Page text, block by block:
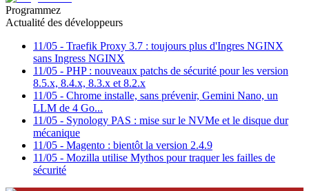
Programmez
Actualité des développeurs
11/05 - Traefik Proxy 3.7 : toujours plus d'Ingres NGINX
sans Ingress NGINX
11/05 - PHP : nouveaux patchs de sécurité pour les version
8.5.x, 8.4.x, 8.3.x et 8.2.x
11/05 - Chrome installe, sans prévenir, Gemini Nano, un
LLM de 4 Go...
11/05 - Synology PAS : mise sur le NVMe et le disque dur
mécanique
11/05 - Magento : bientôt la version 2.4.9
11/05 - Mozilla utilise Mythos pour traquer les failles de
sécurité